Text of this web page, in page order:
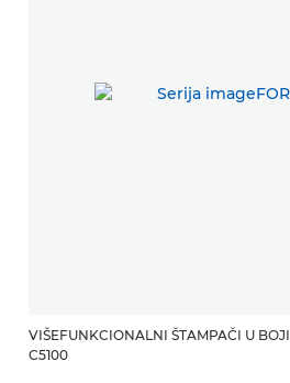
VIŠEFUNKCIONALNI ŠTAMPAČI U BOJI
C5100